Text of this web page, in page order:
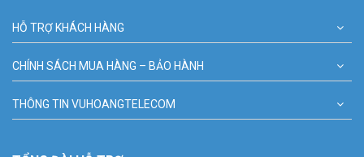
HỖ TRỢ KHÁCH HÀNG
CHÍNH SÁCH MUA HÀNG – BẢO HÀNH
THÔNG TIN VUHOANGTELECOM